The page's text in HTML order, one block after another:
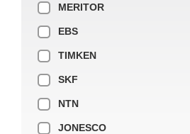
MERITOR
EBS
TIMKEN
SKF
NTN
JONESCO